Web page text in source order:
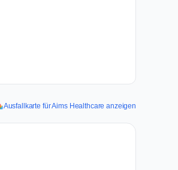
Ausfallkarte für Aims Healthcare anzeigen